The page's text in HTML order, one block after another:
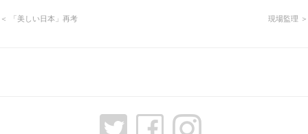
＜ 「美しい日本」再考 現場監理 ＞